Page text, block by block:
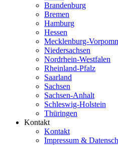
Brandenburg
Bremen
Hamburg
Hessen
Mecklenburg-
Niedersachsen
Nordrhein-Westfalen
Rheinland-Pfalz
Saarland
Sachsen
Sachsen-Anhalt
Schleswig-Holstein
Thüringen
Kontakt
Kontakt
Impressum &